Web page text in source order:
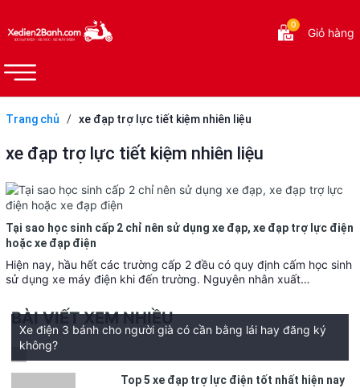
0
Giỏ hàng
Trang chủ / xe đạp trợ lực tiết kiệm nhiên liệu
xe đạp trợ lực tiết kiệm nhiên liệu
Tại sao học sinh cấp 2 chỉ nên sử dụng xe đạp, xe đạp trợ lực điện
hoặc xe đạp điện
Hiện nay, hầu hết các trường cấp 2 đều có quy định cấm học sinh
sử dụng xe máy điện khi đến trường. Nguyên nhân xuất…
BÀI VIẾT XEM NHIỀU
Xe điện 3 bánh cho người già có cần bằng lái hay đăng ký
không?
Top 5 xe đạp trợ lực điện tốt nhất hiện nay